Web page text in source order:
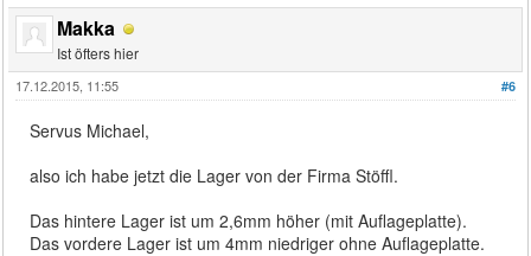
Makka
Ist öfters hier
#6
17.12.2015, 11:55
Servus Michael,
also ich habe jetzt die Lager von der Firma Stöffl.
Das hintere Lager ist um 2,6mm höher (mit Auflageplatte).
Das vordere Lager ist um 4mm niedriger ohne Auflageplatte.